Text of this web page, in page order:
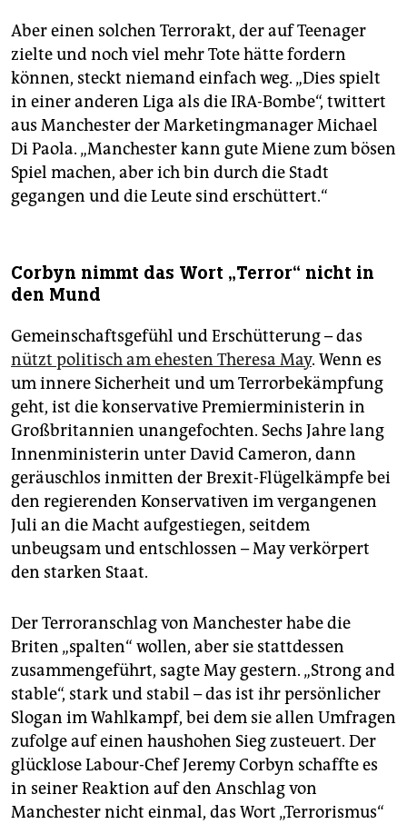
Aber einen solchen Terrorakt, der auf Teenager
zielte und noch viel mehr Tote hätte fordern
können, steckt niemand einfach weg. „Dies spielt
in einer anderen Liga als die IRA-Bombe“, twittert
aus Manchester der Marketingmanager Michael
Di Paola. „Manchester kann gute Miene zum bösen
Spiel machen, aber ich bin durch die Stadt
gegangen und die Leute sind erschüttert.“
Corbyn nimmt das Wort „Terror“ nicht in
den Mund
Gemeinschaftsgefühl und Erschütterung – das
nützt politisch am ehesten Theresa May. Wenn es
um innere Sicherheit und um Terrorbekämpfung
geht, ist die konservative Premierministerin in
Großbritannien unangefochten. Sechs Jahre lang
Innenministerin unter David Cameron, dann
geräuschlos inmitten der Brexit-Flügelkämpfe bei
den regierenden Konservativen im vergangenen
Juli an die Macht aufgestiegen, seitdem
unbeugsam und entschlossen – May verkörpert
den starken Staat.
Der Terroranschlag von Manchester habe die
Briten „spalten“ wollen, aber sie stattdessen
zusammengeführt, sagte May gestern. „Strong and
stable“, stark und stabil – das ist ihr persönlicher
Slogan im Wahlkampf, bei dem sie allen Umfragen
zufolge auf einen haushohen Sieg zusteuert. Der
glücklose Labour-Chef Jeremy Corbyn schaffte es
in seiner Reaktion auf den Anschlag von
Manchester nicht einmal, das Wort „Terrorismus“